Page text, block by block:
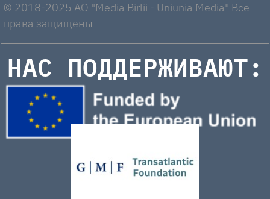
© 2018-2025 AO "Media Birlii - Uniunia Media" Все
права защищены
НАС ПОДДЕРЖИВАЮТ: